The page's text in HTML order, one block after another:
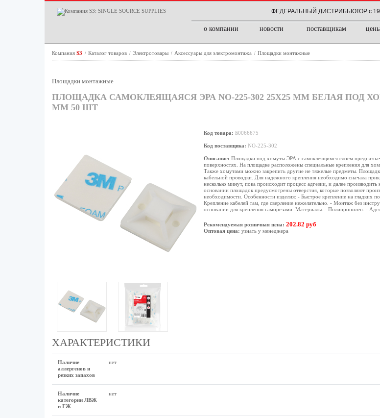
ФЕДЕРАЛЬНЫЙ ДИСТРИБЬЮТОР с
о компании новости поставщикам
Компания S3 / Каталог товаров / Электротовары / Аксессуары для электромонтажа / Площадки монтажные
Площадки монтажные
ПЛОЩАДКА САМОКЛЕЯЩАЯСЯ ЭРА NO-225-302 25Х25 ММ БЕЛАЯ ПОД
ММ 50 ШТ
Код товара: Б0066675
Код поставщика: NO-225-302
Описание: Площадки под хомуты ЭРА с самоклеящимся слоем
поверхностях. На площадке расположены специальные крепления для
Также хомутами можно закрепить другие не тяжелые предметы.
кабельной проводки. Для надежного крепления необходимо сначала
несколько минут, пока происходит процесс адгезии, и далее
основании площадок предусмотрены отверстия, которые позволяют
необходимости. Особенности изделия: - Быстрое крепление на гладких
Крепление кабелей там, где сверление нежелательно. - Монтаж без
основании для крепления саморезами. Материалы: - Полипропилен. -
Рекомендуемая розничная цена: 202.82 руб
Оптовая цена: узнать у менеджера
ХАРАКТЕРИСТИКИ
Наличие
аллергенов и
резких запахов
нет
Наличие
категории ЛВЖ
и ГЖ
нет